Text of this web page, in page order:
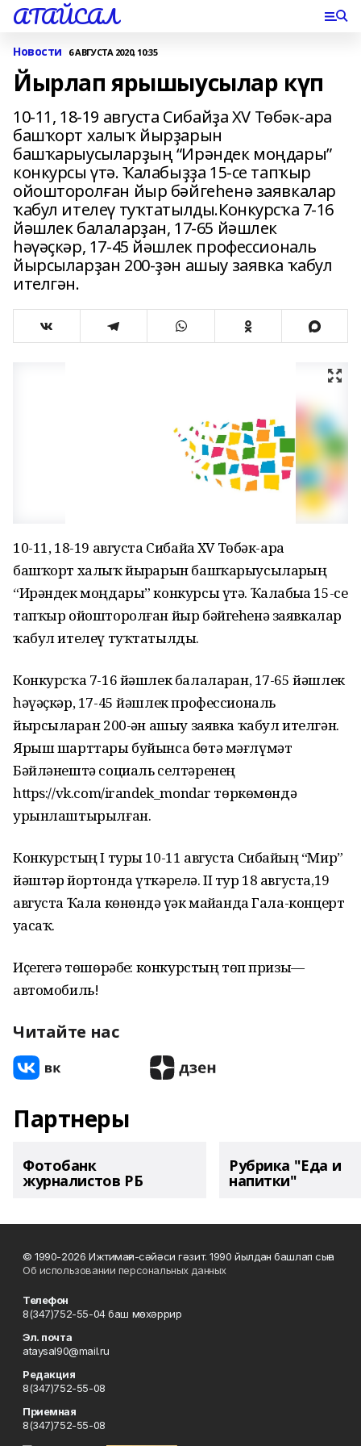
АТАЙСАЛ
Новости 6 АВГУСТА 2020, 10:35
Йырлап ярышыусылар күп
10-11, 18-19 августа Сибайҙа XV Төбәк-ара
башҡорт халыҡ йырҙарын
башҡарыусыларҙың “Ирәндек моңдары”
конкурсы үтә. Ҡалабыҙҙа 15-се тапҡыр
ойошторолған йыр бәйгеһенә заявкалар
ҡабул ителеү туҡтатылды.Конкурсҡа 7-16
йәшлек балаларҙан, 17-65 йәшлек
һәүәҫкәр, 17-45 йәшлек профессиональ
йырсыларҙан 200-ҙән ашыу заявка ҡабул
ителгән.
10-11, 18-19 августа Сибайҙа XV Төбәк-ара
башҡорт халыҡ йырҙарын башҡарыусыларҙың
“Ирәндек моңдары” конкурсы үтә. Ҡалабыҙҙа 15-се
тапҡыр ойошторолған йыр бәйгеһенә заявкалар
ҡабул ителеү туҡтатылды.
Конкурсҡа 7-16 йәшлек балаларҙан, 17-65 йәшлек
һәүәҫкәр, 17-45 йәшлек профессиональ
йырсыларҙан 200-ҙән ашыу заявка ҡабул ителгән.
Ярыш шарттары буйынса бөтә мәғлүмәт
Бәйләнештә социаль селтәренең
https://vk.com/irandek_mondar төркөмөндә
урынлаштырылған.
Конкурстың I туры 10-11 августа Сибайҙың “Мир”
йәштәр йортонда үткәрелә. II тур 18 августа,19
августа Ҡала көнөндә үҙәк майҙанда Гала-концерт
уҙасаҡ.
Иҫегеҙгә төшөрәбеҙ: конкурстың төп призы—
автомобиль!
Читайте нас
Партнеры
Фотобанк
журналистов РБ
Рубрика "Еда и
напитки"
© 1990-2026 Ижтимағи-сәйәси гәзит. 1990 йылдан башлап сыға
Об использовании персональных данных
Телефон
8(347)752-55-04 баш мөхәррир
Эл. почта
ataysal90@mail.ru
Редакция
8(347)752-55-08
Приемная
8(347)752-55-08